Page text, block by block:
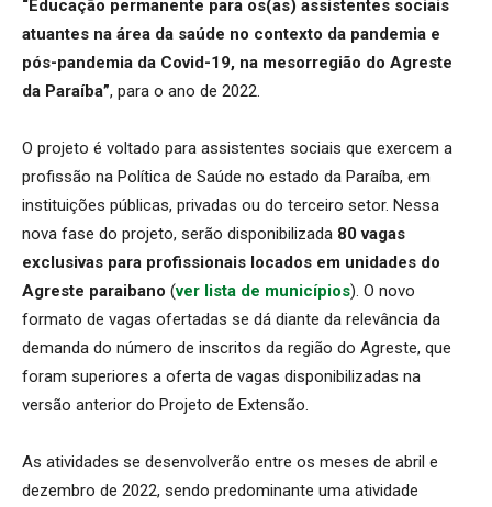
“Educação permanente para os(as) assistentes sociais
atuantes na área da saúde no contexto da pandemia e
pós-pandemia da Covid-19, na mesorregião do Agreste
da Paraíba”, para o ano de 2022.
O projeto é voltado para assistentes sociais que exercem a
profissão na Política de Saúde no estado da Paraíba, em
instituições públicas, privadas ou do terceiro setor. Nessa
nova fase do projeto, serão disponibilizada 80 vagas
exclusivas para profissionais locados em unidades do
Agreste paraibano (ver lista de municípios). O novo
formato de vagas ofertadas se dá diante da relevância da
demanda do número de inscritos da região do Agreste, que
foram superiores a oferta de vagas disponibilizadas na
versão anterior do Projeto de Extensão.
As atividades se desenvolverão entre os meses de abril e
dezembro de 2022, sendo predominante uma atividade